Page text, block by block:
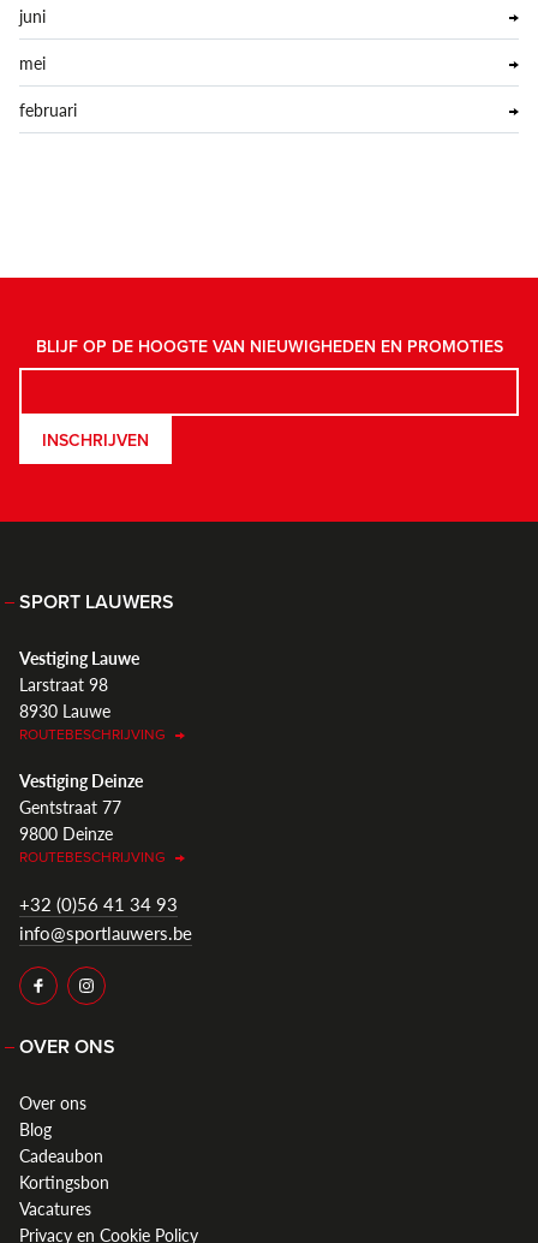
juni
mei
februari
BLIJF OP DE HOOGTE VAN NIEUWIGHEDEN EN PROMOTIES
INSCHRIJVEN
SPORT LAUWERS
Vestiging Lauwe
Larstraat 98
8930 Lauwe
ROUTEBESCHRIJVING
Vestiging Deinze
Gentstraat 77
9800 Deinze
ROUTEBESCHRIJVING
+32 (0)56 41 34 93
info@sportlauwers.be
OVER ONS
Over ons
Blog
Cadeaubon
Kortingsbon
Vacatures
Privacy en Cookie Policy